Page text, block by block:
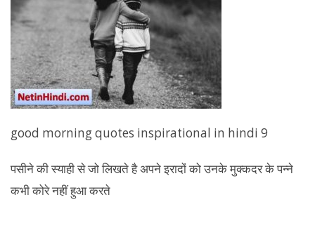
good morning quotes inspirational in hindi 9
पसीने की स्याही से जो लिखते है अपने इरादों को उनके मुक्कदर के पन्ने
कभी कोरे नहीं हुआ करते